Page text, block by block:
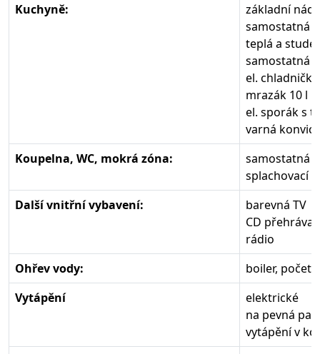
Kuchyně:
základní
samostatná
teplá a
samostatná
el. chladnička
mrazák 10 l
el. sporák s
varná konvice
Koupelna, WC, mokrá zóna:
samostatná
splachovací
Další vnitřní vybavení:
barevná TV
CD přehrávač
rádio
Ohřev vody:
boiler, počet
Vytápění
elektrické
na pevná
vytápění v